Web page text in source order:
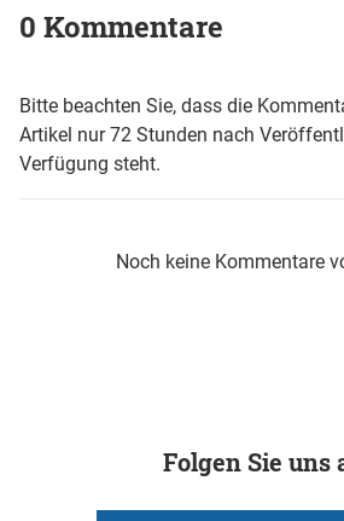
0 Kommentare
Bitte beachten Sie, dass die
Artikel nur 72 Stunden nach
Verfügung steht.
Noch keine Kommentare
Folgen Sie uns